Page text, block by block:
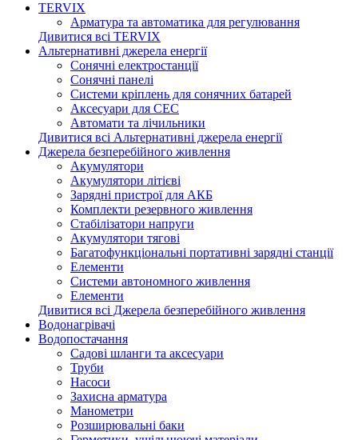
TERVIX
Арматура та автоматика для регулювання
Дивитися всі TERVIX
Альтернативні джерела енергії
Сонячні електростанції
Сонячні панелі
Системи кріплень для сонячних батарей
Аксесуари для СЕС
Автомати та лічильники
Дивитися всі Альтернативні джерела енергії
Джерела безперебійного живлення
Акумулятори
Акумулятори літієві
Зарядні пристрої для АКБ
Комплекти резервного живлення
Стабілізатори напруги
Акумулятори тягові
Багатофункціональні портативні зарядні станції
Елементи
Системи автономного живлення
Елементи
Дивитися всі Джерела безперебійного живлення
Водонагрівачі
Водопостачання
Садові шланги та аксесуари
Труби
Насоси
Захисна арматура
Манометри
Розширювальні баки